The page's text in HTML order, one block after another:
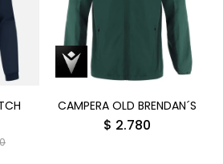
CAMPERA OLD BRENDAN´S
$ 2.780